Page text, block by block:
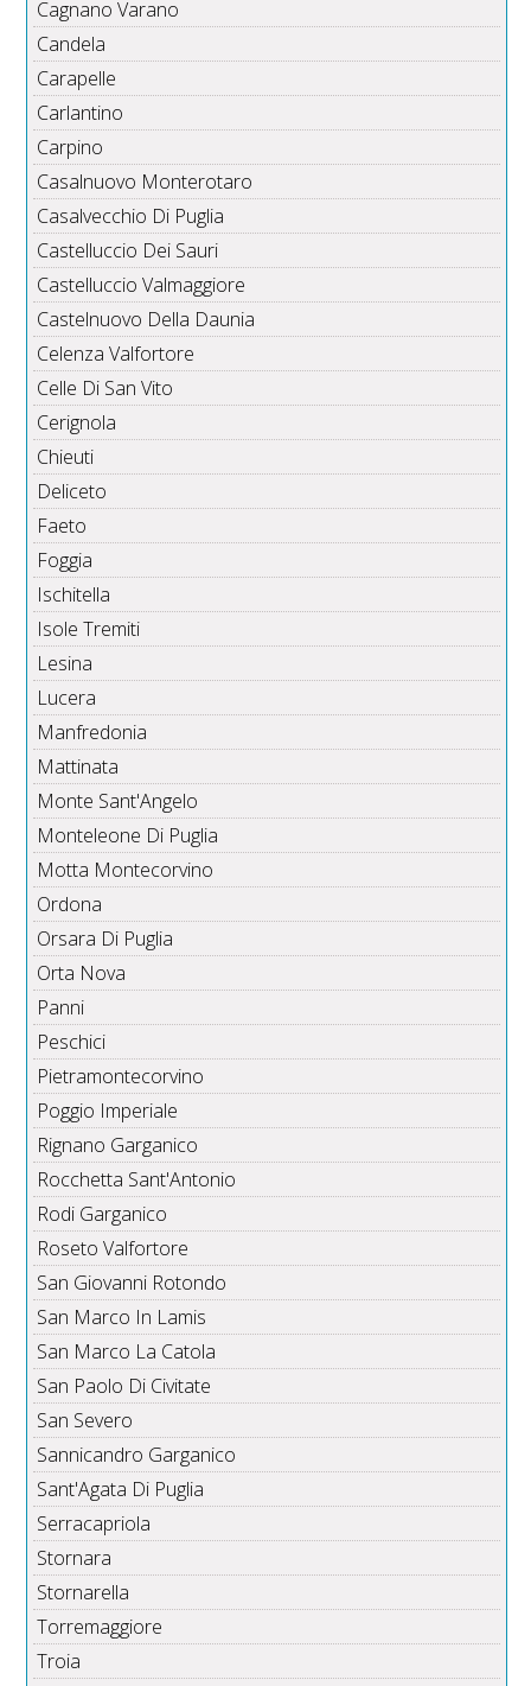
Cagnano Varano
Candela
Carapelle
Carlantino
Carpino
Casalnuovo Monterotaro
Casalvecchio Di Puglia
Castelluccio Dei Sauri
Castelluccio Valmaggiore
Castelnuovo Della Daunia
Celenza Valfortore
Celle Di San Vito
Cerignola
Chieuti
Deliceto
Faeto
Foggia
Ischitella
Isole Tremiti
Lesina
Lucera
Manfredonia
Mattinata
Monte Sant'Angelo
Monteleone Di Puglia
Motta Montecorvino
Ordona
Orsara Di Puglia
Orta Nova
Panni
Peschici
Pietramontecorvino
Poggio Imperiale
Rignano Garganico
Rocchetta Sant'Antonio
Rodi Garganico
Roseto Valfortore
San Giovanni Rotondo
San Marco In Lamis
San Marco La Catola
San Paolo Di Civitate
San Severo
Sannicandro Garganico
Sant'Agata Di Puglia
Serracapriola
Stornara
Stornarella
Torremaggiore
Troia